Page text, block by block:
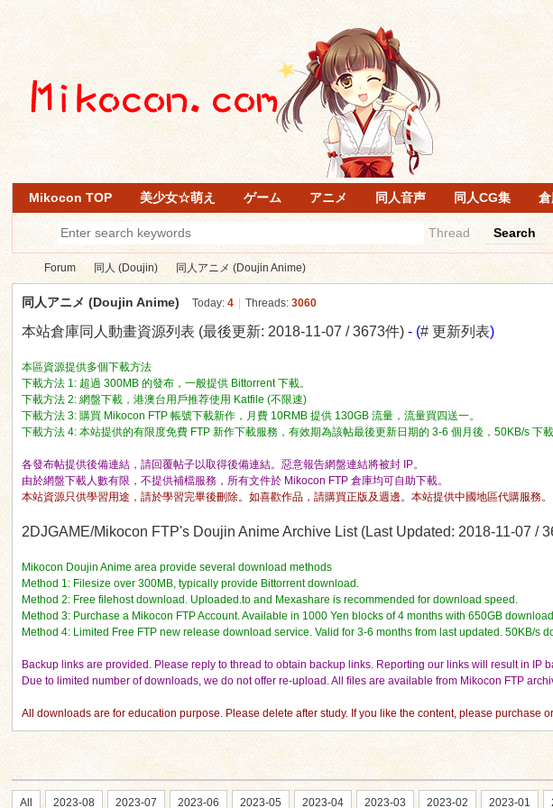
Mikocon TOP 美少女☆萌え ゲーム アニメ 同人音声 同人CG集
Thread Search
ko
Forum 同人 (Doujin) 同人アニメ (Doujin Anime)
同人アニメ (Doujin Anime) Today:4 Threads:3060
本站倉庫同人動畫資源列表 (最後更新: 2018-11-07 / 3673件) - (# 更新列表)
本區資源提供多個下載方法
下載方法 1: 超過 300MB 的發布，一般提供 Bittorrent 下載。
下載方法 2: 網盤下載，港澳台用戶推荐使用 Katfile (不限速)
下載方法 3: 購買 Mikocon FTP 帳號下載新作，月費 10RMB 提供 130GB 流量，流量買四送一。
下載方法 4: 本站提供的有限度免費 FTP 新作下載服務，有效期為該帖最後更新日期的 3-6 個月後，50KB/s 下載
各發布帖提供後備連結，請回覆帖子以取得後備連結。惡意報告網盤連結將被封 IP。
由於網盤下載人數有限，不提供補檔服務，所有文件於 Mikocon FTP 倉庫均可自助下載。
本站資源只供學習用途，請於學習完畢後刪除。如喜歡作品，請購買正版及週邊。本站提供中國地區代購服務。
2DJGAME/Mikocon FTP's Doujin Anime Archive List (Last Updated: 2018-11-07 /
Mikocon Doujin Anime area provide several download methods
Method 1: Filesize over 300MB, typically provide Bittorrent download.
Method 2: Free filehost download. Uploaded.to and Mexashare is recommended for download speed.
Method 3: Purchase a Mikocon FTP Account. Available in 1000 Yen blocks of 4 months with 650GB
Method 4: Limited Free FTP new release download service. Valid for 3-6 months from last updated. 50KB/s
Backup links are provided. Please reply to thread to obtain backup links. Reporting our links will result in IP
Due to limited number of downloads, we do not offer re-upload. All files are available from Mikocon FTP
All downloads are for education purpose. Please delete after study. If you like the content, please purchase
All 2023-08 2023-07 2023-06 2023-05 2023-04 2023-03 2023-02 2023-01